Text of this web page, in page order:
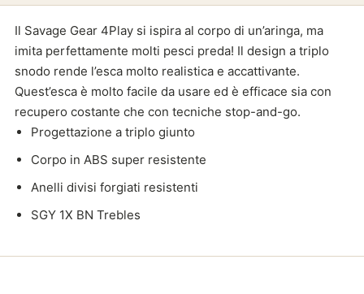
Il Savage Gear 4Play si ispira al corpo di un’aringa, ma
imita perfettamente molti pesci preda! Il design a triplo
snodo rende l’esca molto realistica e accattivante.
Quest’esca è molto facile da usare ed è efficace sia con
recupero costante che con tecniche stop-and-go.
Progettazione a triplo giunto
Corpo in ABS super resistente
Anelli divisi forgiati resistenti
SGY 1X BN Trebles